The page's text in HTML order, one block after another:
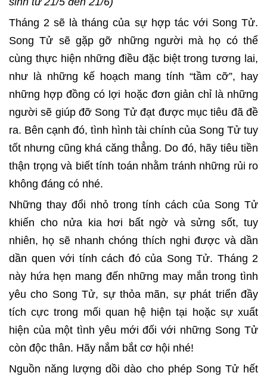
Tháng 2 sẽ là tháng của sự hợp tác với Song Tử.
Song Tử sẽ gặp gỡ những người mà họ có thể
cùng thực hiện những điều đặc biệt trong tương lai,
như là những kế hoạch mang tính “tầm cỡ”, hay
những hợp đồng có lợi hoặc đơn giản chỉ là những
người sẽ giúp đỡ Song Tử đạt được mục tiêu đã đề
ra. Bên cạnh đó, tình hình tài chính của Song Tử tuy
tốt nhưng cũng khá căng thẳng. Do đó, hãy tiêu tiền
thận trọng và biết tính toán nhằm tránh những rủi ro
không đáng có nhé.
Những thay đổi nhỏ trong tính cách của Song Tử
khiến cho nửa kia hơi bất ngờ và sửng sốt, tuy
nhiên, họ sẽ nhanh chóng thích nghi được và dần
dần quen với tính cách đó của Song Tử. Tháng 2
này hứa hẹn mang đến những may mắn trong tình
yêu cho Song Tử, sự thỏa mãn, sự phát triển đầy
tích cực trong mối quan hệ hiện tại hoặc sự xuất
hiện của một tình yêu mới đối với những Song Tử
còn độc thân. Hãy nắm bắt cơ hội nhé!
Nguồn năng lượng dồi dào cho phép Song Tử hết